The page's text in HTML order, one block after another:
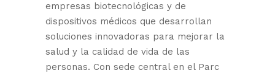
empresas biotecnológicas y de
dispositivos médicos que desarrollan
soluciones innovadoras para mejorar la
salud y la calidad de vida de las
personas. Con sede central en el Parc